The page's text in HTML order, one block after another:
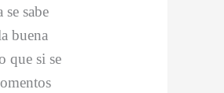
sabe
buena
que si se